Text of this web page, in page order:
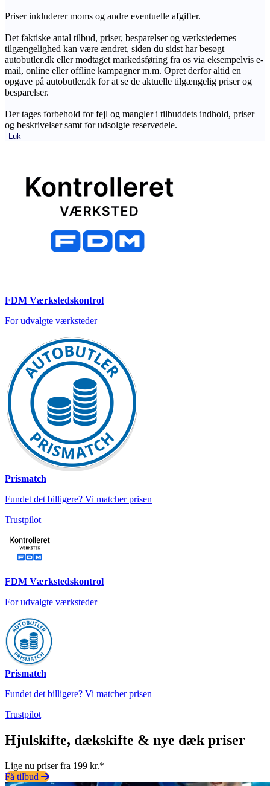
Priser inkluderer moms og andre eventuelle afgifter.
Det faktiske antal tilbud, priser, besparelser og værkstedernes
tilgængelighed kan være ændret, siden du sidst har besøgt
autobutler.dk eller modtaget markedsføring fra os via eksempelvis e-
mail, online eller offline kampagner m.m. Opret derfor altid en
opgave på autobutler.dk for at se de aktuelle tilgængelig priser og
besparelser.
Der tages forbehold for fejl og mangler i tilbuddets indhold, priser
og beskrivelser samt for udsolgte reservedele.
Luk
FDM Værkstedskontrol
For udvalgte værksteder
Prismatch
Fundet det billigere? Vi matcher prisen
Trustpilot
FDM Værkstedskontrol
For udvalgte værksteder
Prismatch
Fundet det billigere? Vi matcher prisen
Trustpilot
Hjulskifte, dækskifte & nye dæk priser
Lige nu priser fra 199 kr.*
Få tilbud